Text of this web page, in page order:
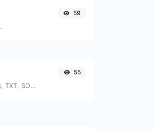
59
Bir sunucunun A, AAAA, CNAME, MX, NS, TXT, SOA DNS kayıtlarını bulun.
55